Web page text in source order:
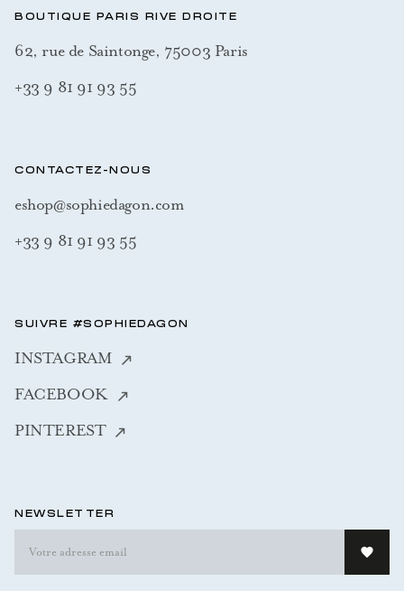
BOUTIQUE PARIS RIVE DROITE
62, rue de Saintonge, 75003 Paris
+33 9 81 91 93 55
CONTACTEZ-NOUS
eshop@sophiedagon.com
+33 9 81 91 93 55
SUIVRE #SOPHIEDAGON
INSTAGRAM
FACEBOOK
PINTEREST
NEWSLETTER